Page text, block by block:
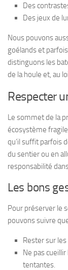
Des
Des jeux de
Nous pouvons
goélands et
distinguons les
de la houle et, au
Respecter
Le sommet de la
écosystème
qu’il suffit parfois
du sentier ou en
responsabilité
Les bons
Pour préserver le
pouvons suivre
Rester sur
Ne pas
tentantes.